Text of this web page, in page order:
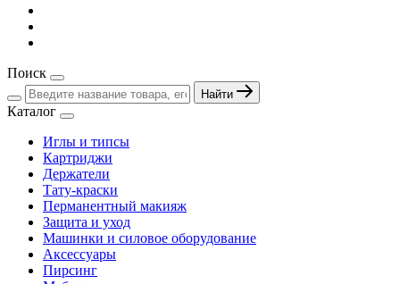
Поиск
Найти
Каталог
Иглы и типсы
Картриджи
Держатели
Тату-краски
Перманентный макияж
Защита и уход
Машинки и силовое оборудование
Аксессуары
Пирсинг